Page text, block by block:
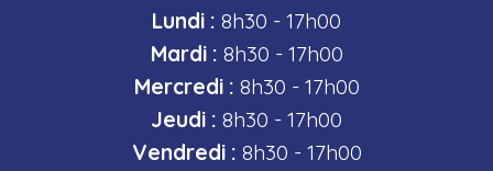
Lundi : 8h30 - 17h00
Mardi : 8h30 - 17h00
Mercredi : 8h30 - 17h00
Jeudi : 8h30 - 17h00
Vendredi : 8h30 - 17h00